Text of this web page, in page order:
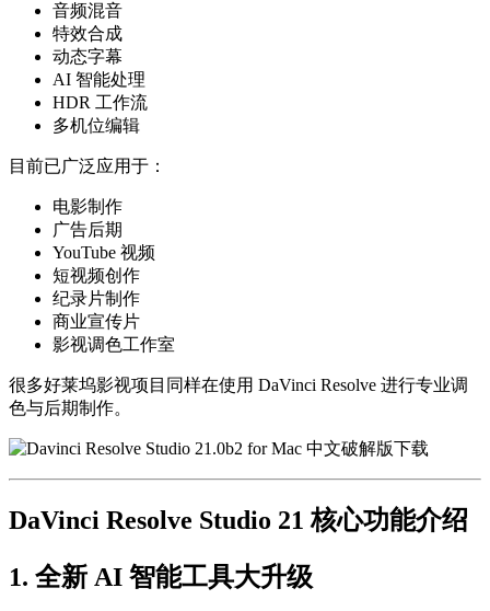
音频混音
特效合成
动态字幕
AI 智能处理
HDR 工作流
多机位编辑
目前已广泛应用于：
电影制作
广告后期
YouTube 视频
短视频创作
纪录片制作
商业宣传片
影视调色工作室
很多好莱坞影视项目同样在使用 DaVinci Resolve 进行专业调
色与后期制作。
DaVinci Resolve Studio 21 核心功能介绍
1. 全新 AI 智能工具大升级